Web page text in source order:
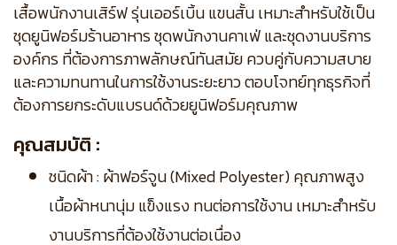
เสื้อพนักงานเสิร์ฟ รุ่นเออร์เบิ้น แขนสั้น เหมาะสำหรับใช้เป็น
ชุดยูนิฟอร์มร้านอาหาร ชุดพนักงานคาเฟ่ และชุดงานบริการ
องค์กร ที่ต้องการภาพลักษณ์ทันสมัย ควบคู่กับความสบาย
และความทนทานในการใช้งานระยะยาว ตอบโจทย์ทุกธุรกิจที่
ต้องการยกระดับแบรนด์ด้วยยูนิฟอร์มคุณภาพ
คุณสมบัติ :
ชนิดผ้า : ผ้าฟอร์จูน (Mixed Polyester) คุณภาพสูง
เนื้อผ้าหนานุ่ม แข็งแรง ทนต่อการใช้งาน เหมาะสำหรับ
งานบริการที่ต้องใช้งานต่อเนื่อง